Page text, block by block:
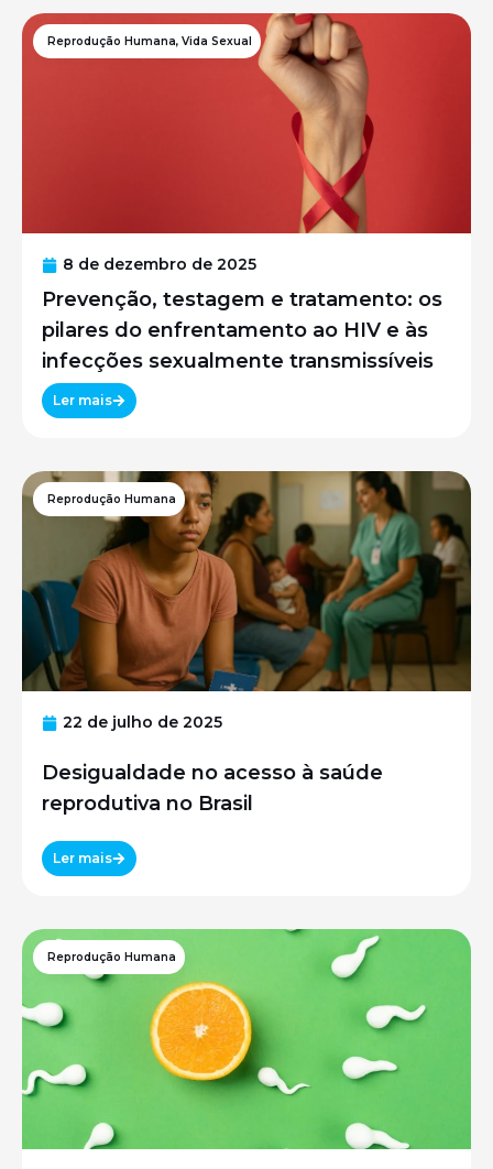
Reprodução Humana, Vida Sexual
8 de dezembro de 2025
Prevenção, testagem e tratamento: os
pilares do enfrentamento ao HIV e às
infecções sexualmente transmissíveis
Ler mais
Reprodução Humana
22 de julho de 2025
Desigualdade no acesso à saúde
reprodutiva no Brasil
Ler mais
Reprodução Humana